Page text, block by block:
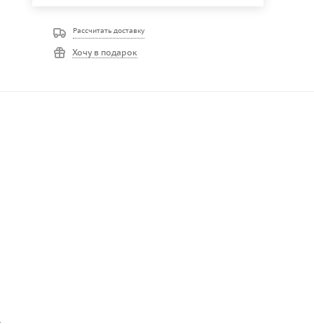
Рассчитать доставку
Хочу в подарок